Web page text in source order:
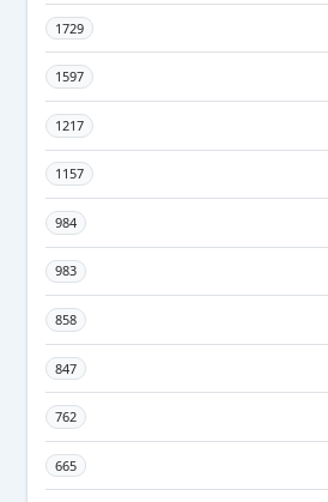
1729
1597
1217
1157
984
983
858
847
762
665